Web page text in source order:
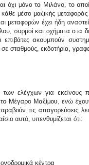
όχι μόνο το Μιλάνο, το
μέσο μαζικής
μεταφορών έχει ήδη
συρμοί και οχήματα στα
ακουμπούν
σταθμούς, εκδοτήρια,
ελέγχων για εκείνους
Μέγαρο Μαξίμου, ενώ
τις απαγορεύσεις
αυτό, υπενθυμίζεται ότι:
κέντρα